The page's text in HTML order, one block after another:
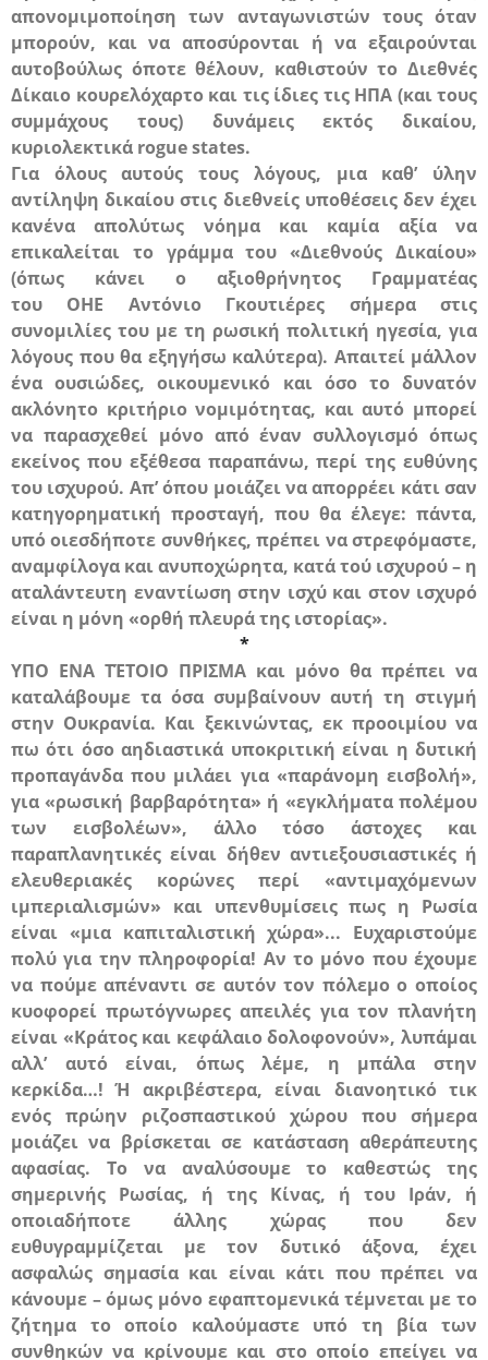
απονομιμοποίηση των ανταγωνιστών τους όταν
μπορούν, και να αποσύρονται ή να εξαιρούνται
αυτοβούλως όποτε θέλουν, καθιστούν το Διεθνές
Δίκαιο κουρελόχαρτο και τις ίδιες τις ΗΠΑ (και τους
συμμάχους τους) δυνάμεις εκτός δικαίου,
κυριολεκτικά roguestates.
Για όλους αυτούς τους λόγους, μια καθ’ ύλην
αντίληψη δικαίου στις διεθνείς υποθέσεις δεν έχει
κανένα απολύτως νόημα και καμία αξία να
επικαλείται το γράμμα του «Διεθνούς Δικαίου»
(όπως κάνει ο αξιοθρήνητος Γραμματέας
του ΟΗΕ Αντόνιο Γκουτιέρες σήμερα στις
συνομιλίες του με τη ρωσική πολιτική ηγεσία, για
λόγους που θα εξηγήσω καλύτερα). Απαιτεί μάλλον
ένα ουσιώδες, οικουμενικό και όσο το δυνατόν
ακλόνητο κριτήριο νομιμότητας, και αυτό μπορεί
να παρασχεθεί μόνο από έναν συλλογισμό όπως
εκείνος που εξέθεσα παραπάνω, περί της ευθύνης
του ισχυρού. Απ’ όπου μοιάζει να απορρέει κάτι σαν
κατηγορηματική προσταγή, που θα έλεγε: πάντα,
υπό οιεσδήποτε συνθήκες, πρέπει να στρεφόμαστε,
αναμφίλογα και ανυποχώρητα, κατά τού ισχυρού– η
αταλάντευτη εναντίωση στην ισχύ και στον ισχυρό
είναι η μόνη «ορθή πλευρά της ιστορίας».
*
ΥΠΟ ΕΝΑ ΤΈΤΟΙΟ ΠΡΙΣΜΑ και μόνο θα πρέπει να
καταλάβουμε τα όσα συμβαίνουν αυτή τη στιγμή
στην Ουκρανία. Και ξεκινώντας, εκ προοιμίου να
πω ότι όσο αηδιαστικά υποκριτική είναι η δυτική
προπαγάνδα που μιλάει για «παράνομη εισβολή»,
για «ρωσική βαρβαρότητα» ή «εγκλήματα πολέμου
των εισβολέων», άλλο τόσο άστοχες και
παραπλανητικές είναι δήθεν αντιεξουσιαστικές ή
ελευθεριακές κορώνες περί «αντιμαχόμενων
ιμπεριαλισμών» και υπενθυμίσεις πως η Ρωσία
είναι «μια καπιταλιστική χώρα»... Ευχαριστούμε
πολύ για την πληροφορία! Αν το μόνο που έχουμε
να πούμε απέναντι σε αυτόν τον πόλεμο ο οποίος
κυοφορεί πρωτόγνωρες απειλές για τον πλανήτη
είναι «Κράτος και κεφάλαιο δολοφονούν», λυπάμαι
αλλ’ αυτό είναι, όπως λέμε, η μπάλα στην
κερκίδα…! Ή ακριβέστερα, είναι διανοητικό τικ
ενός πρώην ριζοσπαστικού χώρου που σήμερα
μοιάζει να βρίσκεται σε κατάσταση αθεράπευτης
αφασίας. Το να αναλύσουμε το καθεστώς της
σημερινής Ρωσίας, ή της Κίνας, ή του Ιράν, ή
οποιαδήποτε άλλης χώρας που δεν
ευθυγραμμίζεται με τον δυτικό άξονα, έχει
ασφαλώς σημασία και είναι κάτι που πρέπει να
κάνουμε – όμως μόνο εφαπτομενικά τέμνεται με το
ζήτημα το οποίο καλούμαστε υπό τη βία των
συνθηκών να κρίνουμε και στο οποίο επείγει να